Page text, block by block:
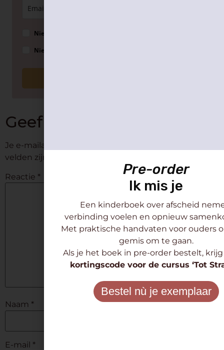
Nieuwsbrief voor ouders
Nieuwsbrief voor professionals
Geef een reactie
Je e-mailadres wordt niet gepubliceerd.
velden zijn gemarkeerd met
Reactie *
Naam *
E-mail *
Pre-order
Ik mis je
Een kinderboek over afscheid
verbinding voelen en opnieuw
Met praktische handvaten voor ouders
gemis om te gaan.
Als je het boek in pre-order bestelt,
kortingscode voor de cursus ‘Tot
Bestel nù je exemplaar